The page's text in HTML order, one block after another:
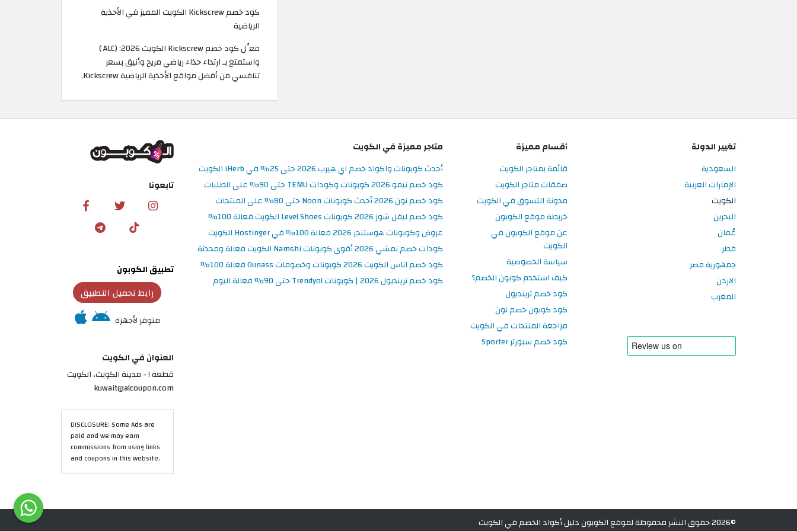
كود خصم Kickscrew الكويت المميز في الأحذية
الرياضية
فعِّل كود خصم Kickscrew الكويت 2026: (ALC )
واستمتع بـ ارتداء حذاء رياضي مريح وأنيق بسعر
تنافسي من أفضل مواقع الأحذية الرياضية Kickscrew.
تغيير الدولة
السعودية
الإمارات العربية
الكويت
البحرين
عُمان
قطر
جمهورية مصر
الاردن
المغرب
أقسام مميزة
قائمة بمتاجر الكويت
صفقات متاجر الكويت
مدونة التسوق في الكويت
خريطة موقع الكوبون
عن موقع الكوبون في
الكويت
سياسة الخصوصية
كيف استخدم كوبون الخصم؟
كود خصم ترينديول
كود كوبون خصم نون
مراجعة المنتجات في الكويت
كود خصم سبورتر Sporter
متاجر مميزة في الكويت
أحدث كوبونات واكواد خصم اي هيرب 2026 حتى 25% في iHerb الكويت
كود خصم تيمو 2026 كوبونات وكودات TEMU حتى 90% على الطلبات
كود خصم نون 2026 أحدث كوبونات Noon حتى 80% على المنتجات
كود خصم ليفل شوز 2026 كوبونات Level Shoes الكويت فعالة 100%
عروض وكوبونات هوستنجر 2026 فعالة 100% في Hostinger الكويت
كودات خصم نمشي 2026 أقوى كوبونات Namshi الكويت فعالة ومحدثة
كود خصم اناس الكويت 2026 كوبونات وخصومات Ounass فعالة 100%
كود خصم ترينديول 2026 | كوبونات Trendyol حتى 90% فعالة اليوم
تابعونا
تطبيق الكوبون
رابط تحميل التطبيق
متوفر لأجهزة
العنوان في الكويت
قطعة ١ - مدينة الكويت، الكويت
kuwait@alcoupon.com
DISCLOSURE: Some Ads are
paid and we may earn
commissions from using links
and coupons in this website.
©2026 حقوق النشر محفوظة لموقع الكوبون دليل أكواد الخصم في الكويت